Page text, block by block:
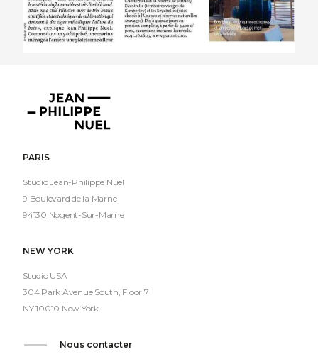
Jean-
Philippe
PARIS
Studio Jean-Philippe Nuel
9 Boulevard de la Marne
94130 Nogent-Sur-Marne
NEW YORK
Studio USA
304 Park Avenue South, Floor 7
NY 10010 New York
Nous contacter